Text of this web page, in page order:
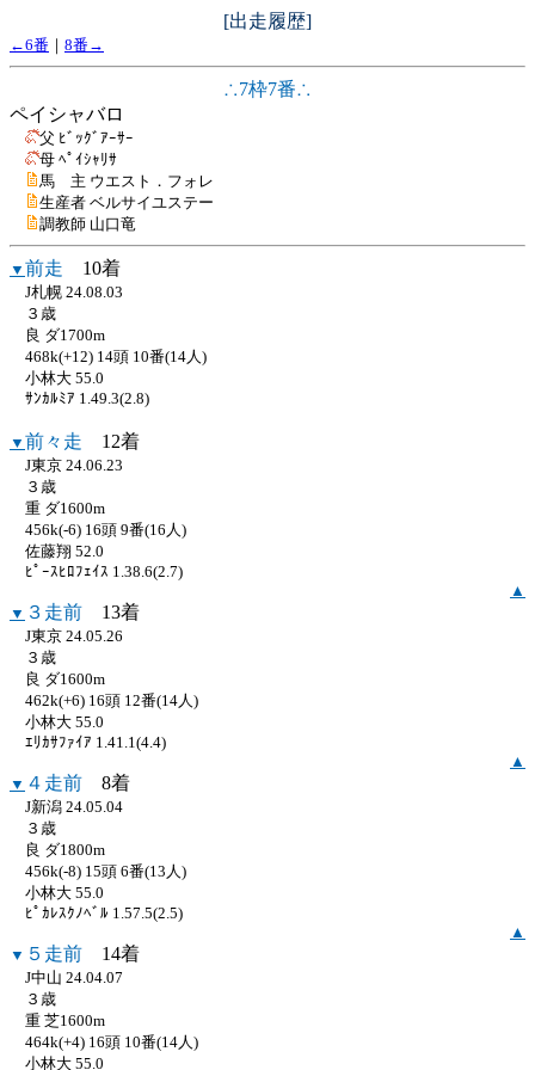
[出走履歴]
←6番 ｜ 8番→
∴7枠7番∴
ペイシャバロ
父 ﾋﾞｯｸﾞｱｰｻｰ
母 ﾍﾟｲｼｬﾘｻ
馬 主 ウエスト．フォレ
生産者 ベルサイユステー
調教師 山口竜
▼ 前走 10着
J札幌 24.08.03
３歳
良 ダ1700m
468k(+12) 14頭 10番(14人)
小林大 55.0
ｻﾝｶﾙﾐｱ 1.49.3(2.8)
▼ 前々走 12着
J東京 24.06.23
３歳
重 ダ1600m
456k(-6) 16頭 9番(16人)
佐藤翔 52.0
ﾋﾟｰｽﾋﾛﾌｪｲｽ 1.38.6(2.7)
▲
▼ ３走前 13着
J東京 24.05.26
３歳
良 ダ1600m
462k(+6) 16頭 12番(14人)
小林大 55.0
ｴﾘｶｻﾌｧｲｱ 1.41.1(4.4)
▲
▼ ４走前 8着
J新潟 24.05.04
３歳
良 ダ1800m
456k(-8) 15頭 6番(13人)
小林大 55.0
ﾋﾟｶﾚｽｸﾉﾍﾞﾙ 1.57.5(2.5)
▲
▼ ５走前 14着
J中山 24.04.07
３歳
重 芝1600m
464k(+4) 16頭 10番(14人)
小林大 55.0